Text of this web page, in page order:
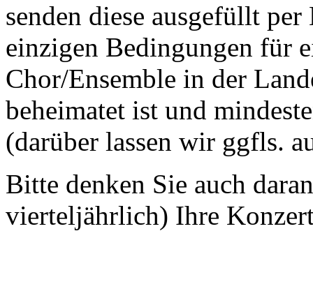
senden diese ausgefüllt
einzigen Bedingungen für
Chor/Ensemble in der
beheimatet ist und
(darüber lassen wir ggfls.
Bitte denken Sie auch
vierteljährlich) Ihre